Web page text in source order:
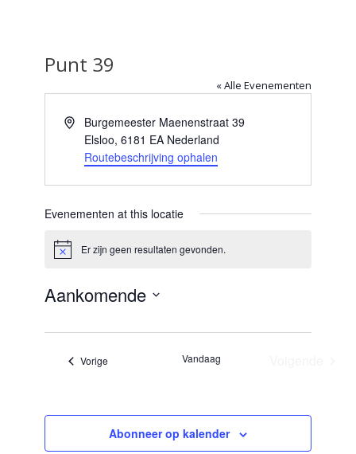
Punt 39
« Alle Evenementen
AdresBurgemeester Maenenstraat 39
Elsloo, 6181 EA Nederland
Routebeschrijving ophalen
Evenementen at this locatie
BerichtEr zijn geen resultaten gevonden.
Aankomende
een
Vorige Vandaag
Abonneer op kalender